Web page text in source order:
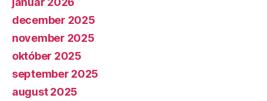
december 2025
november 2025
október 2025
september 2025
august 2025